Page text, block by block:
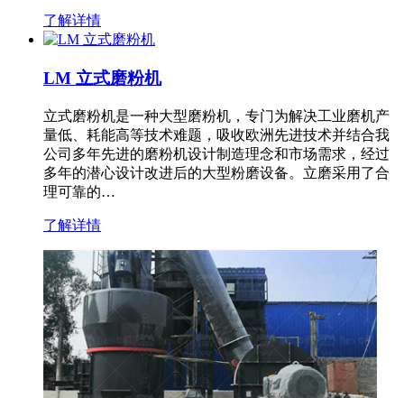
了解详情
LM 立式磨粉机
立式磨粉机是一种大型磨粉机，专门为解决工业磨机产
量低、耗能高等技术难题，吸收欧洲先进技术并结合我
公司多年先进的磨粉机设计制造理念和市场需求，经过
多年的潜心设计改进后的大型粉磨设备。立磨采用了合
理可靠的…
了解详情